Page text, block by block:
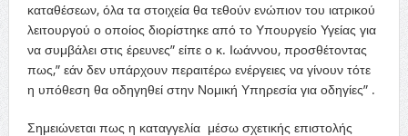
καταθέσεων, όλα τα στοιχεία θα τεθούν ενώπιον του ιατρικού
λειτουργού ο οποίος διορίστηκε από το Υπουργείο Υγείας για
να συμβάλει στις έρευνες” είπε ο κ. Ιωάννου, προσθέτοντας
πως,” εάν δεν υπάρχουν περαιτέρω ενέργειες να γίνουν τότε
η υπόθεση θα οδηγηθεί στην Νομική Υπηρεσία για οδηγίες” .
Σημειώνεται πως η καταγγελία μέσω σχετικής επιστολής